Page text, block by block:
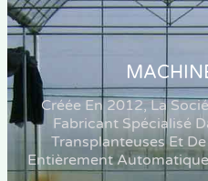
Créée En 2012, La
Fabricant Spécialisé
Transplanteuses Et
Entièrement